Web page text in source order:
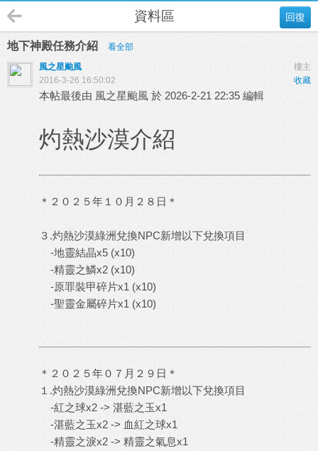
回復
資料區
地下神殿任務介紹
看全部
樓主
風之星颱風
收藏
2016-3-26 16:50:02
本帖最後由 風之星颱風 於 2026-2-21 22:35 編輯
灼熱沙漠介紹
＊２０２５年１０月２８日＊
３.灼熱沙漠綠洲兌換NPC新增以下兌換項目
-地靈結晶x5 (x10)
-精靈之鱗x2 (x10)
-原罪裝甲碎片x1 (x10)
-聖靈金屬碎片x1 (x10)
＊２０２５年０７月２９日＊
１.灼熱沙漠綠洲兌換NPC新增以下兌換項目
-紅之球x2 -> 湛藍之玉x1
-湛藍之玉x2 -> 血紅之球x1
-精靈之淚x2 -> 精靈之氣息x1